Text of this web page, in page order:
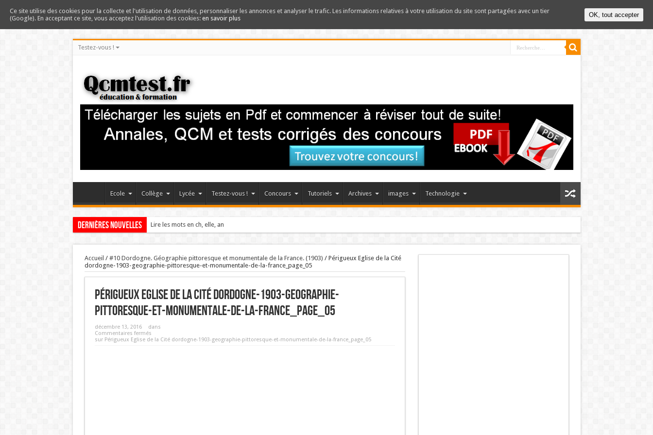
Testez-vous !
Ecole Collège Lycée Testez-vous ! Concours Tutoriels Archives images Technologie
Dernières nouvelles Lire les mots en ch, elle, an
Accueil / #10 Dordogne. Géographie pittoresque et monumentale de la France. (1903) / Périgueux Eglise de la Cité
dordogne-1903-geographie-pittoresque-et-monumentale-de-la-france_page_05
Périgueux Eglise de la Cité dordogne-1903-geographie-
pittoresque-et-monumentale-de-la-france_page_05
décembre 13, 2016
dans
Commentaires fermés
sur Périgueux Eglise de la Cité dordogne-1903-geographie-pittoresque-et-monumentale-de-la-france_page_05
Ce site utilise des cookies pour la collecte et l'utilisation de données, personnaliser les annonces et analyser le trafic. Les informations relatives à votre utilisation du site sont partagées avec un tier
(Google). En acceptant ce site, vous acceptez l'utilisation des cookies: en savoir plus OK, tout accepter